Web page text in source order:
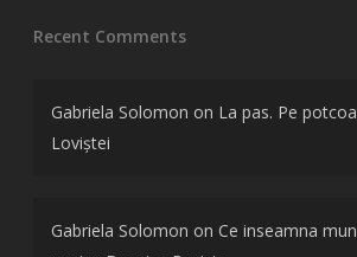
Recent Comments
Gabriela Solomon on La pas. Pe
Loviștei
Gabriela Solomon on Ce inseamna